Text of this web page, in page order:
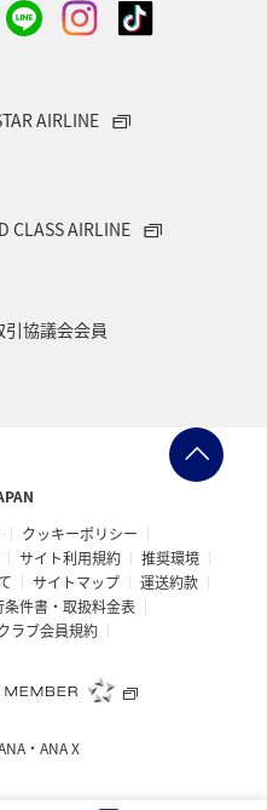
AIRLINE
CLASS AIRLINE
協議会会員
クッキーポリシー
サイト利用規約
推奨環境
サイトマップ
運送約款
件書・取扱料金表
ラブ会員規約
・ANA X